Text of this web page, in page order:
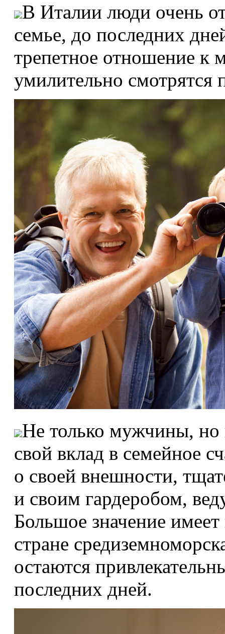
В Италии люди очень
семье, до последних
трепетное отношение к
умилительно
Не только мужчины,
свой вклад в семейное
о своей внешности,
и своим гардеробом,
Большое значение
стране
остаются
последних дней.